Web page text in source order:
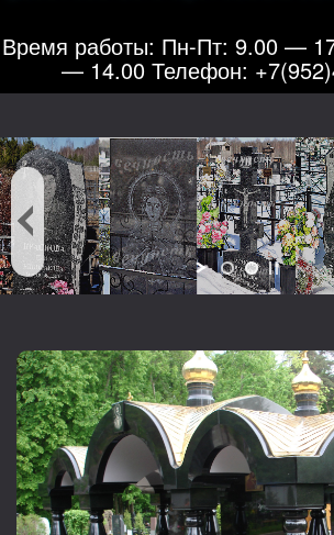
Время работы: Пн-Пт: 9.00 —
— 14.00 Телефон: